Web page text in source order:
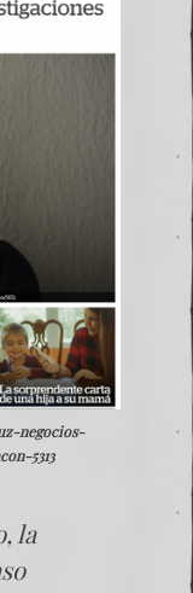
negocios-
5313
la